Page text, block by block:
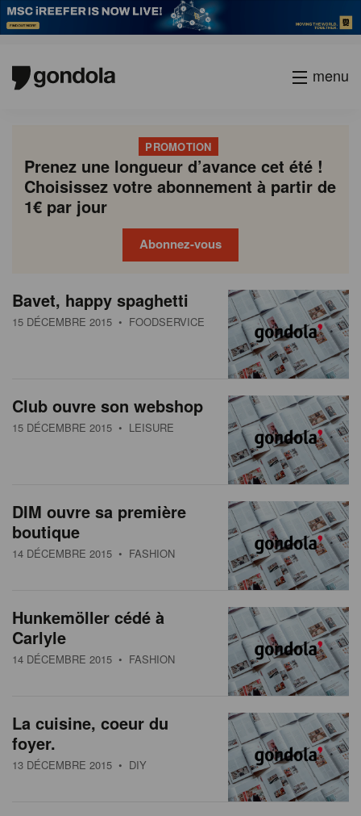
menu
PROMOTION
Prenez une longueur d’avance cet été !
Choisissez votre abonnement à partir de
1€ par jour
Abonnez-vous
N
e
Bavet, happy spaghetti
15 DÉCEMBRE 2015 • FOODSERVICE
Club ouvre son webshop
15 DÉCEMBRE 2015 • LEISURE
DIM ouvre sa première
boutique
14 DÉCEMBRE 2015 • FASHION
Hunkemöller cédé à
Carlyle
14 DÉCEMBRE 2015 • FASHION
La cuisine, coeur du
foyer.
13 DÉCEMBRE 2015 • DIY
P
a
a
t
Previous
page
Page
Page
Page
Page
Current
page
Page
Page
Page
Page
Next
page
academy
society